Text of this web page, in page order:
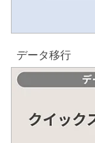
データ移行
クイック